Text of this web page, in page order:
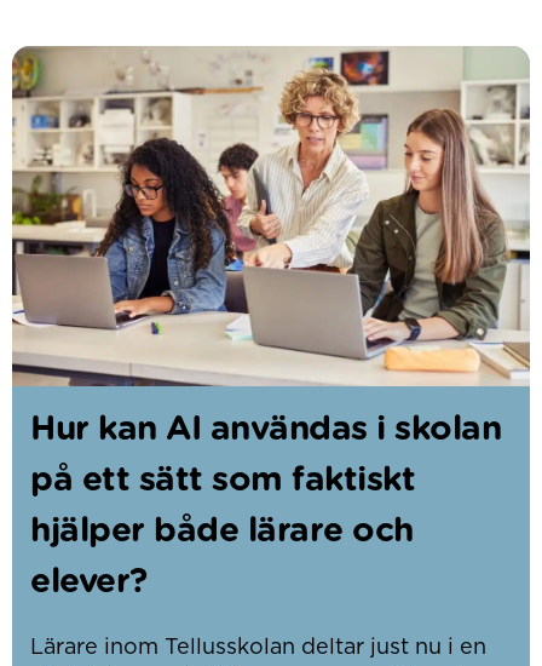
Hur kan AI användas i skolan
på ett sätt som faktiskt
hjälper både lärare och
elever?
Lärare inom Tellusskolan deltar just nu i en